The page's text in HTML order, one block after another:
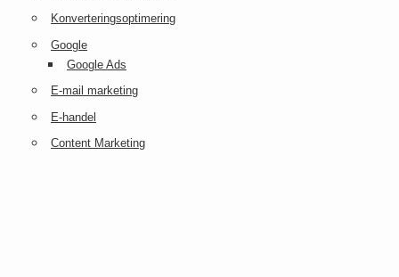
Konverteringsoptimering
Google
Google Ads
E-mail marketing
E-handel
Content Marketing